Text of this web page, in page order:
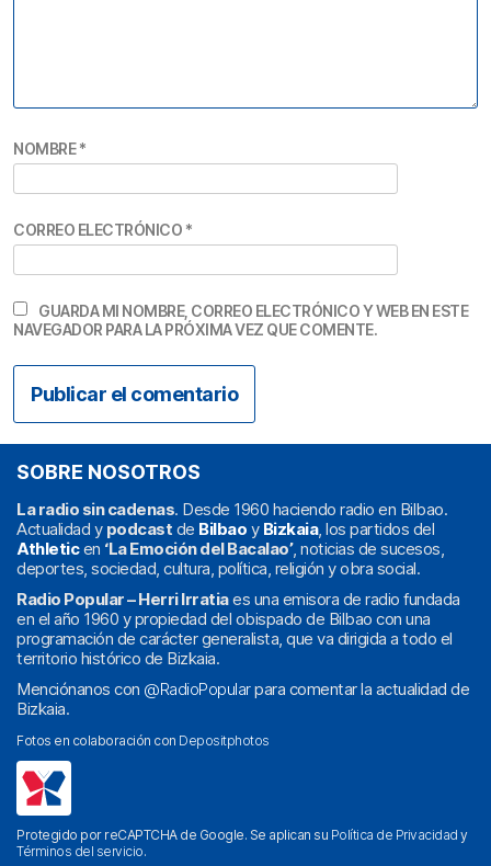
NOMBRE*
CORREO ELECTRÓNICO *
GUARDA MI NOMBRE, CORREO ELECTRÓNICO Y WEB EN ESTE
NAVEGADOR PARA LA PRÓXIMA VEZ QUE COMENTE.
SOBRE NOSOTROS
La radio sin cadenas. Desde 1960 haciendo radio en Bilbao.
Actualidad y podcast de Bilbao y Bizkaia, los partidos del
Athleticen ‘La Emoción del Bacalao’, noticias de sucesos,
deportes, sociedad, cultura, política, religión y obra social.
Radio Popular – Herri Irratiaes una emisora de radio fundada
en el año 1960 y propiedad del obispado de Bilbao con una
programación de carácter generalista, que va dirigida a todo el
territorio histórico de Bizkaia.
Menciónanos con @RadioPopularpara comentar la actualidad de
Bizkaia.
Fotos en colaboración con Depositphotos
Protegido por reCAPTCHA de Google. Se aplican su Política de Privacidad y
Términos del servicio.